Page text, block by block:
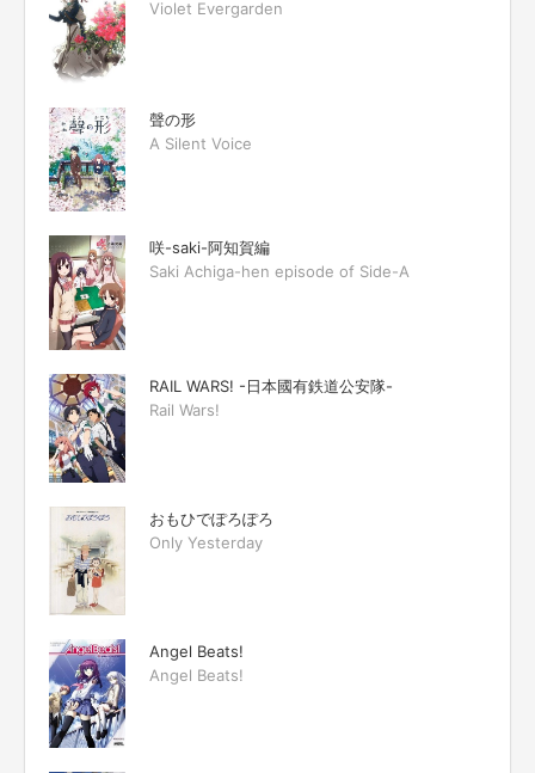
Violet Evergarden
聲の形
A Silent Voice
咲-saki-阿知賀編
Saki Achiga-hen episode of Side-A
RAIL WARS! -日本國有鉄道公安隊-
Rail Wars!
おもひでぽろぽろ
Only Yesterday
Angel Beats!
Angel Beats!